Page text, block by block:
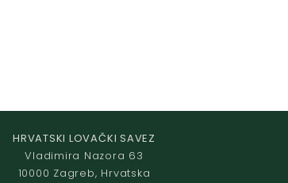
HRVATSKI LOVAČKI SAVEZ
Vladimira Nazora 63
10000 Zagreb, Hrvatska